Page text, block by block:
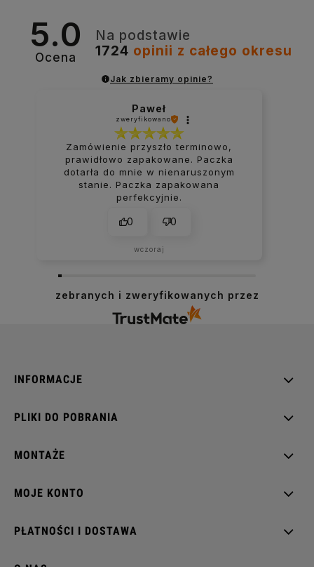
5.0
Ocena
Na podstawie
1724 opinii z całego okresu
Jak zbieramy opinie?
Paweł
zweryfikowano
Zamówienie przyszło terminowo,
prawidłowo zapakowane. Paczka
dotarła do mnie w nienaruszonym
stanie. Paczka zapakowana
perfekcyjnie.
0 0
wczoraj
zebranych i zweryfikowanych przez
INFORMACJE
PLIKI DO POBRANIA
MONTAŻE
MOJE KONTO
PŁATNOŚCI I DOSTAWA